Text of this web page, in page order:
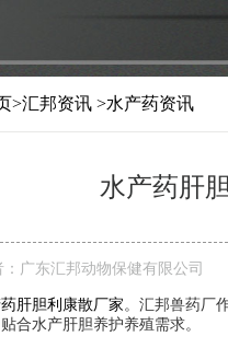
>汇邦资讯 >水产药资讯
水产药肝
广东汇邦动物保健有限公司
肝胆利康散厂家。汇邦兽药厂
合水产肝胆养护养殖需求。